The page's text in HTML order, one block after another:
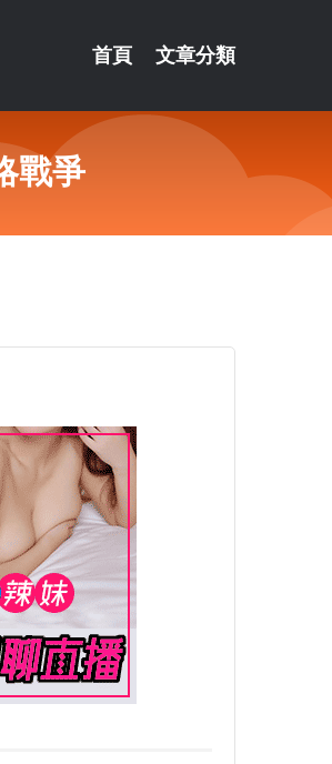
首頁 文章分類
戰爭